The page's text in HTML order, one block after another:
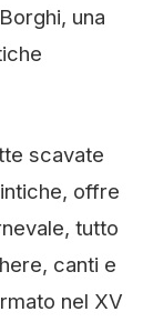
una
scavate
offre
tutto
canti e
nel XV